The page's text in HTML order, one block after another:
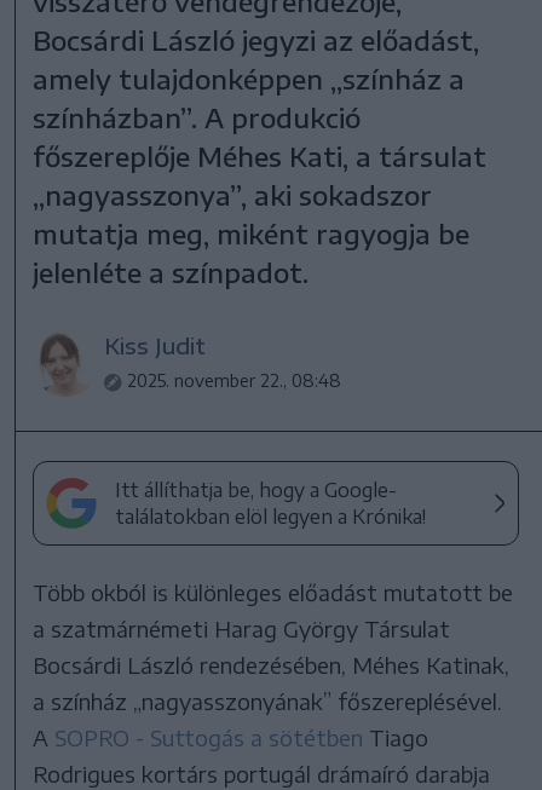
Bocsárdi László jegyzi az előadást,
amely tulajdonképpen „színház a
színházban”. A produkció
főszereplője Méhes Kati, a társulat
„nagyasszonya”, aki sokadszor
mutatja meg, miként ragyogja be
jelenléte a színpadot.
Kiss Judit
2025. november 22., 08:48
Itt állíthatja be, hogy a Google-
találatokban elöl legyen a Krónika!
Több okból is különleges előadást mutatott be
a szatmárnémeti Harag György Társulat
Bocsárdi László rendezésében, Méhes Katinak,
a színház „nagyasszonyának” főszereplésével.
A SOPRO - Suttogás a sötétben Tiago
Rodrigues kortárs portugál drámaíró darabja